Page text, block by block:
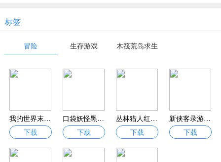
标签
冒险 生存游戏 木筏荒岛求生
我的世界末日生存模组下载 我的世界末日生存手游完整版
下载
口袋妖怪黑白2手机破解Ban手游 口袋妖怪黑白2免费版v4.0 安卓完整版
下载
丛林猎人红包版下载送万元充值_丛林猎人游戏下载赚钱版V1.0
下载
新侠客录游戏下载-新侠客录手游下载v1.0.0 安卓版
下载